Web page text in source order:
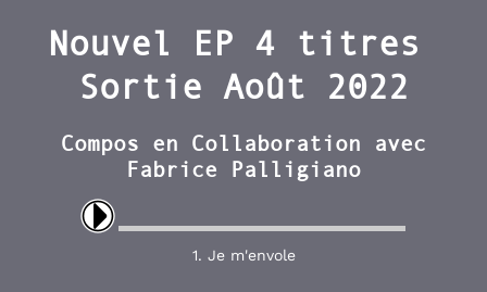
Nouvel EP 4 titres
Sortie Août 2022
Compos en Collaboration avec
Fabrice Palligiano
1. Je m'envole